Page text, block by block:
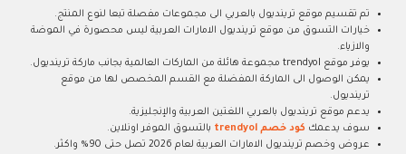
تم تقسيم موقع ترينديول بالعربي الى مجموعات مفصلة تبعا لنوع المنتج.
خيارات التسوق من موقع ترينديول الامارات العربية ليس محصورة في الموضة
والازياء.
يوفر موقع trendyol مجموعة هائلة من الماركات العالمية بجانب ماركة ترينديول.
يمكن الوصول الى الماركة المفضلة مع القسم المخصص لها من موقع
ترينديول.
يدعم موقع ترينديول بالعربي اللغتين العربية والإنجليزية.
سوف يدعمككود خصم trendyol
بالتسوق الموفر اونلاين.
عروض وخصم ترينديول الامارات العربية لعام 2026 تصل حتى 90% واكثر.